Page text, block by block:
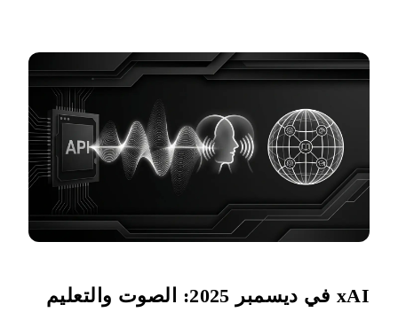
xAI في ديسمبر 2025: الصوت والتعليم